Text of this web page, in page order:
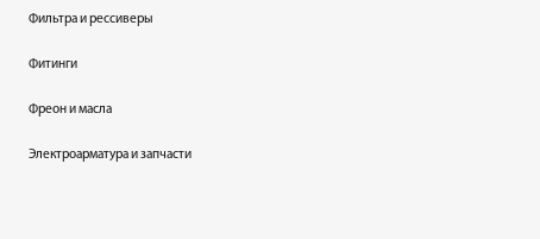
Фильтра и рессиверы
Фитинги
Фреон и масла
Электроарматура и запчасти